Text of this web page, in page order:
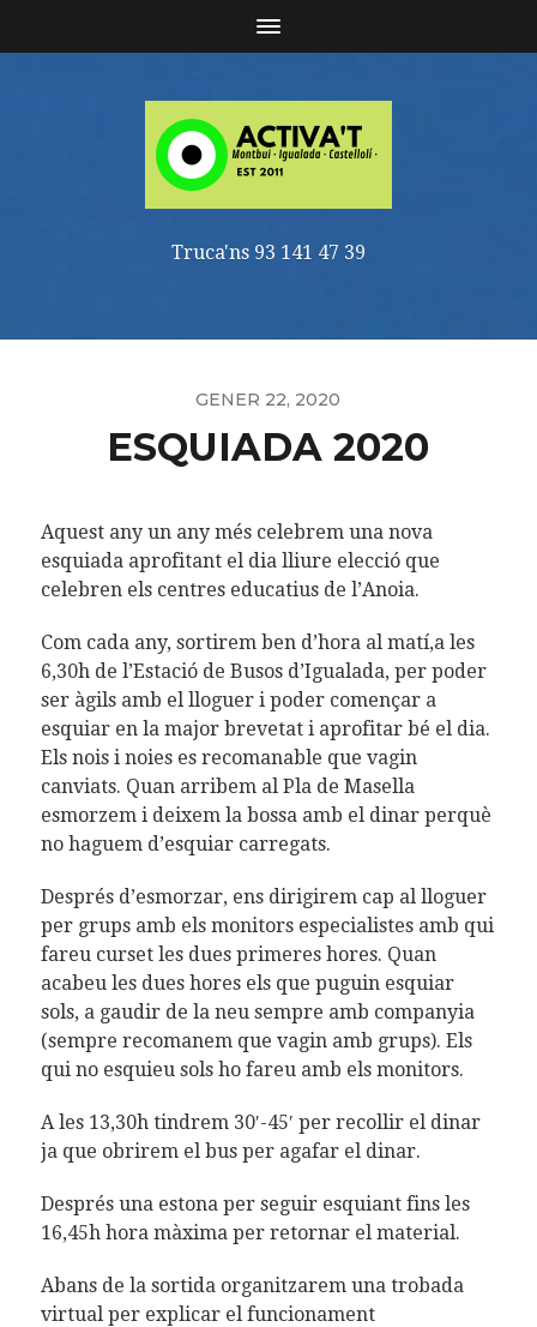
Truca'ns 93 141 47 39
GENER 22, 2020
ESQUIADA 2020
Aquest any un any més celebrem una nova
esquiada aprofitant el dia lliure elecció que
celebren els centres educatius de l’Anoia.
Com cada any, sortirem ben d’hora al matí,a les
6,30h de l’Estació de Busos d’Igualada, per poder
ser àgils amb el lloguer i poder començar a
esquiar en la major brevetat i aprofitar bé el dia.
Els nois i noies es recomanable que vagin
canviats. Quan arribem al Pla de Masella
esmorzem i deixem la bossa amb el dinar perquè
no haguem d’esquiar carregats.
Després d’esmorzar, ens dirigirem cap al lloguer
per grups amb els monitors especialistes amb qui
fareu curset les dues primeres hores. Quan
acabeu les dues hores els que puguin esquiar
sols, a gaudir de la neu sempre amb companyia
(sempre recomanem que vagin amb grups). Els
qui no esquieu sols ho fareu amb els monitors.
A les 13,30h tindrem 30′-45′ per recollir el dinar
ja que obrirem el bus per agafar el dinar.
Després una estona per seguir esquiant fins les
16,45h hora màxima per retornar el material.
Abans de la sortida organitzarem una trobada
virtual per explicar el funcionament